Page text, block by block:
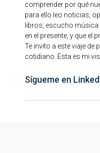
comprender por qué
para ello leo noticias,
libros; escucho música
en el presente, y que el
Te invito a este viaje de
cotidiano. Esta es mi
Sígueme en